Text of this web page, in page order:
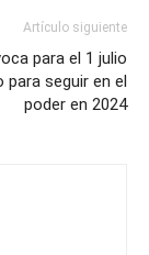
Artículo siguiente
para el 1 julio
para seguir en el
poder en 2024